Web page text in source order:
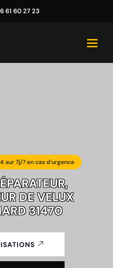
61 60 27 23
sur 7j/7 en cas d'urgence
DE VELUX
31470